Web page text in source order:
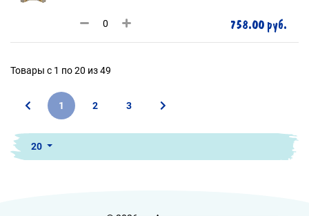
758.00 руб.
Товары с 1 по 20 из 49
1 2 3
20